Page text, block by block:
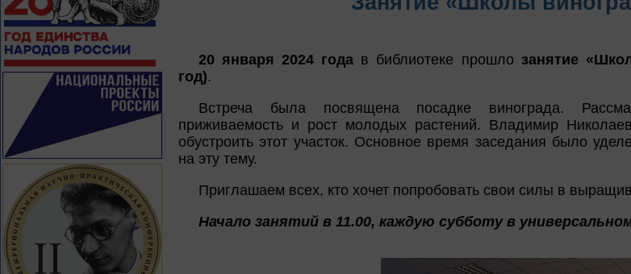
20 января 2024 года в библиотеке прошло занятие
год).
Встреча была посвящена посадке винограда.
приживаемость и рост молодых растений. Владимир
обустроить этот участок. Основное время заседания было
на эту тему.
Приглашаем всех, кто хочет попробовать свои силы в
Начало занятий в 11.00, каждую субботу в